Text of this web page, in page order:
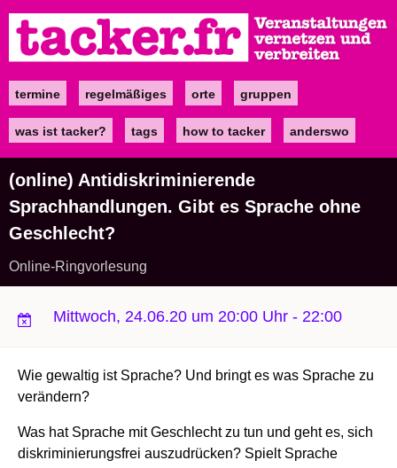
zum
Inhalt
Maintermine regelmäßiges orte gruppen
was ist tacker? tags how to tacker anderswo
(online) Antidiskriminierende
Sprachhandlungen. Gibt es Sprache ohne
Geschlecht?
Online-Ringvorlesung
Mittwoch, 24.06.20 um 20:00 Uhr - 22:00
Wie gewaltig ist Sprache? Und bringt es was Sprache zu
verändern?
Was hat Sprache mit Geschlecht zu tun und geht es, sich
diskriminierungsfrei auszudrücken? Spielt Sprache